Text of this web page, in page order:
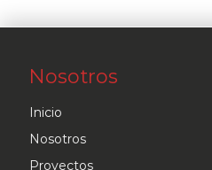
Nosotros
Inicio
Nosotros
Proyectos